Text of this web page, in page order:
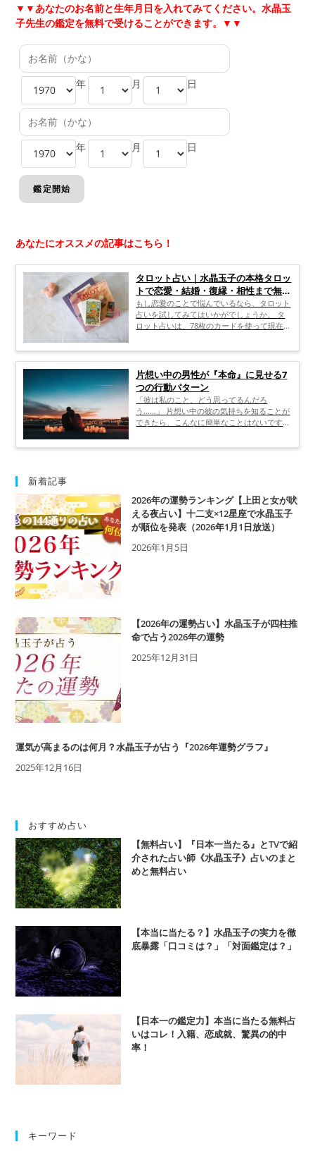
▼▼あなたのお名前と生年月日を入れてみてください。水晶玉
子先生の鑑定を無料で受けることができます。▼▼
年 月 日
年 月 日
あなたにオススメの記事はこちら！
タロット占い｜水晶玉子の本格タロッ
トで恋愛・結婚・復縁・相性まで無料
で占います
もし恋愛のことで悩んでいるなら、タロット
占いを試してみてはいかがでしょうか。 タ
ロット占いは、78枚のカードを使って現在の
するものです。 ここでは、タロット占いと
はどんな占いなのか、また、どんなことを占
うことができ、どんな悩みを抱えている人に
向いているのか、そして、「当たる」と評判
の無料占いを監修している水晶玉子先生につ
いても解説します。
片想い中の男性が『本命』に見せる7
つの行動パターン
「彼は私のこと、どう思ってるんだろ
う……」 片想い中の彼の気持ちを知ることが
できたら、こんなに簡単なことはないですよ
なる彼が今恋をしている状態なのかどうか、
探ってみて下さいね！
新着記事
2026年の運勢ランキング【上田と女が吠
える夜占い】十二支×12星座で水晶玉子
が順位を発表（2026年1月1日放送）
2026年1月5日
【2026年の運勢占い】水晶玉子が四柱推
命で占う2026年の運勢
2025年12月31日
運気が高まるのは何月？水晶玉子が占う『2026年運勢グラフ』
2025年12月16日
おすすめ占い
【無料占い】『日本一当たる』とTVで紹
介された占い師《水晶玉子》占いのまと
めと無料占い
【本当に当たる？】水晶玉子の実力を徹
底暴露「口コミは？」「対面鑑定は？」
【日本一の鑑定力】本当に当たる無料占
いはコレ！入籍、恋成就、驚異の的中
率！
キーワード